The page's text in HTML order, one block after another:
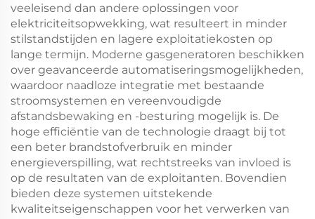
veeleisend dan andere oplossingen voor
elektriciteitsopwekking, wat resulteert in minder
stilstandstijden en lagere exploitatiekosten op
lange termijn. Moderne gasgeneratoren beschikken
over geavanceerde automatiseringsmogelijkheden,
waardoor naadloze integratie met bestaande
stroomsystemen en vereenvoudigde
afstandsbewaking en -besturing mogelijk is. De
hoge efficiëntie van de technologie draagt bij tot
een beter brandstofverbruik en minder
energieverspilling, wat rechtstreeks van invloed is
op de resultaten van de exploitanten. Bovendien
bieden deze systemen uitstekende
kwaliteitseigenschappen voor het verwerken van